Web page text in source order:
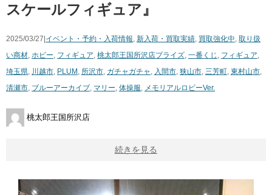
スケールフィギュア』
2025/03/27| イベント・予約・入荷情報, 新入荷・買取実績, 買取強化中, 取り扱
い商材, ホビー, フィギュア, 桃太郎王国所沢店プライズ, 一番くじ , フィギュア,
埼玉県, 川越市, PLUM , 所沢市, ガチャガチャ , 入間市, 狭山市, 三芳町, 東村山市,
清瀬市, ブルーアーカイブ, マリー, 体操服, メモリアルロビーVer.
桃太郎王国所沢店
続きを見る